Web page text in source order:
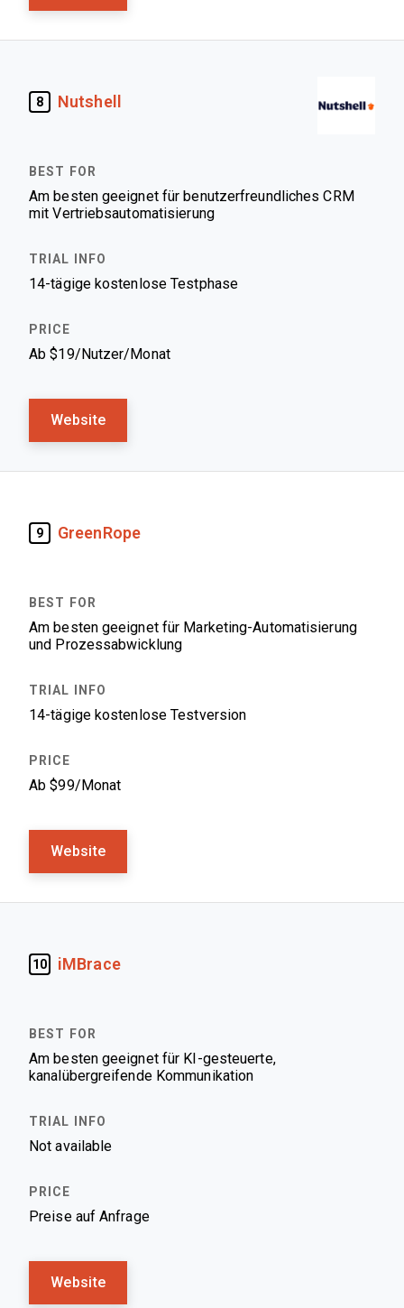
8 Nutshell
Am besten geeignet für benutzerfreundliches CRM
mit Vertriebsautomatisierung
14-tägige kostenlose Testphase
Ab $19/Nutzer/Monat
Website
9 GreenRope
Am besten geeignet für Marketing-Automatisierung
und Prozessabwicklung
14-tägige kostenlose Testversion
Ab $99/Monat
Website
10 iMBrace
Am besten geeignet für KI-gesteuerte,
kanalübergreifende Kommunikation
Not available
Preise auf Anfrage
Website